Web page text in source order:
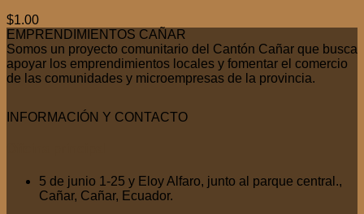
$1.00
EMPRENDIMIENTOS CAÑAR
Somos un proyecto comunitario del Cantón Cañar que busca
apoyar los emprendimientos locales y fomentar el comercio
de las comunidades y microempresas de la provincia.
INFORMACIÓN Y CONTACTO
5 de junio 1-25 y Eloy Alfaro, junto al parque central.,
Cañar, Cañar, Ecuador.